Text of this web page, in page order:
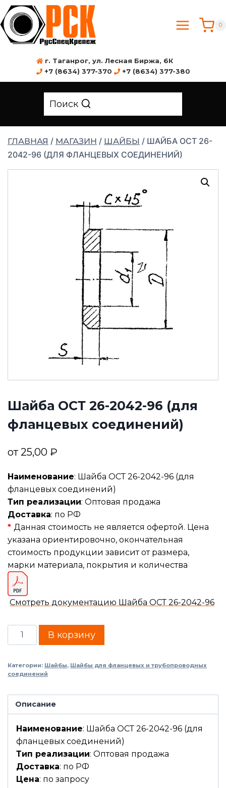
0
г. Таганрог, ул. Лесная Биржа, 6К
+7 (8634) 377-370
+7 (8634) 377-380
Поиск
ГЛАВНАЯ / МАГАЗИН / ШАЙБЫ / ШАЙБА ОСТ 26-
2042-96 (ДЛЯ ФЛАНЦЕВЫХ СОЕДИНЕНИЙ)
Шайба ОСТ 26-2042-96 (для
фланцевых соединений)
от 25,00 ₽
Наименование: Шайба ОСТ 26-2042-96 (для
фланцевых соединений)
Тип реализации: Оптовая продажа
Доставка: по РФ
* Данная стоимость не является офертой. Цена
указана ориентировочно, окончательная
стоимость продукции зависит от размера,
марки материала, покрытия и количества
Смотреть документацию Шайба ОСТ 26-2042-96
В корзину
Категории: Шайбы, Шайбы для фланцевых и трубопроводных
соединений
Описание
Наименование: Шайба ОСТ 26-2042-96 (для
фланцевых соединений)
Тип реализации: Оптовая продажа
Доставка: по РФ
Цена: по запросу